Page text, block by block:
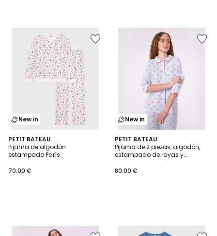
New in
PETIT BATEAU
Pijama de algodón
estampado París
70.00 €
New in
PETIT BATEAU
Pijama de 2 piezas, algodón,
estampado de rayas y
80.00 €